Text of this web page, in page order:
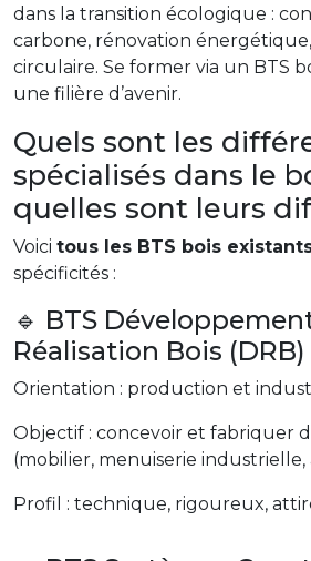
dans la transition écologique :
carbone, rénovation
circulaire. Se former via un BTS
une filière d’avenir.
Quels sont les
spécialisés dans le
quelles sont leurs
Voici tous les BTS bois
spécificités :
🔹 BTS
Réalisation Bois (DRB)
Orientation : production et
Objectif : concevoir et fabriquer
(mobilier, menuiserie
Profil : technique, rigoureux,